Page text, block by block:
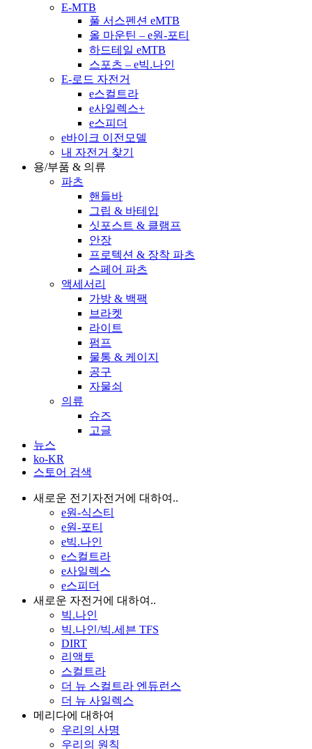
E-MTB
풀 서스펜션 eMTB
올 마운틴 – e원-포티
하드테일 eMTB
스포츠 – e빅.나인
E-로드 자전거
e스컬트라
e사일렉스+
e스피더
e바이크 이전모델
내 자전거 찾기
용/부품 & 의류
파츠
핸들바
그립 & 바테입
싯포스트 & 클램프
안장
프로텍션 & 장착 파츠
스페어 파츠
액세서리
가방 & 백팩
브라켓
라이트
펌프
물통 & 케이지
공구
자물쇠
의류
슈즈
고글
뉴스
ko-KR
스토어 검색
새로운 전기자전거에 대하여..
e원-식스티
e원-포티
e빅.나인
e스컬트라
e사일렉스
e스피더
새로운 자전거에 대하여..
빅.나인
빅.나인/빅.세븐 TFS
DIRT
리액토
스컬트라
더 뉴 스컬트라 엔듀런스
더 뉴 사일렉스
메리다에 대하여
우리의 사명
우리의 원칙